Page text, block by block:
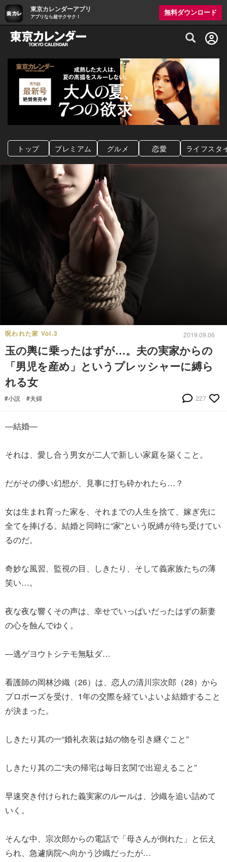
東京カレンダーアプリ
アプリなら超サクサク！
無料ダウンロード
グルメ情報・プレミアムレストラン予約
トップ プレミアム グルメ 恋愛 ライフスタ
呪われた家 Vol.3 2019.09.06
玉の輿に乗ったはずが…。夫の実家からの
「男児を産め」というプレッシャーに縛ら
れる女
#小説 #夫婦 227
―結婚―
それは、愛し合う男女が二人で新しい家庭を築くこと。
だがその儚い幻想が、見事に打ち砕かれたら…？
女は生まれ育った家を、それまでの人生を捨て、嫁ぎ先に
全てを捧げる。結婚と同時に“家”という呪縛が待ち受けてい
るのだ。
奇妙な風習、監視の目、しきたり、そして義家族たちの薄
笑い…。
夜な夜な響くその声は、幸せでいっぱいだったはずの新妻
の心を蝕んでゆく。
―逃ゲヨウトシテモ無駄ダ…
看護師の岡林沙織（26）は、恋人の清川宗次郎（28）から
プロポーズを受け、1年の交際を経ていよいよ結婚すること
が決まった。
しきたり其の一“婚礼衣装は姑の物を引き継ぐこと”
しきたり其の二“夫の帰宅は毎日玄関で出迎えること”
早速突き付けられた義実家のルールは、沙織を追い詰めて
いく。
そんな中、宗次郎からの電話で「母さんが倒れた」と伝え
られ、急遽病院へ向かう沙織だったが…